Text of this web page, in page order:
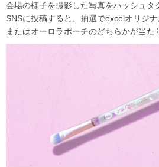
会場の様子を撮影した写真をハッシュタ
SNSに投稿すると、 抽選でexcelオリジ
またはオーロラポーチのどちらかが当た